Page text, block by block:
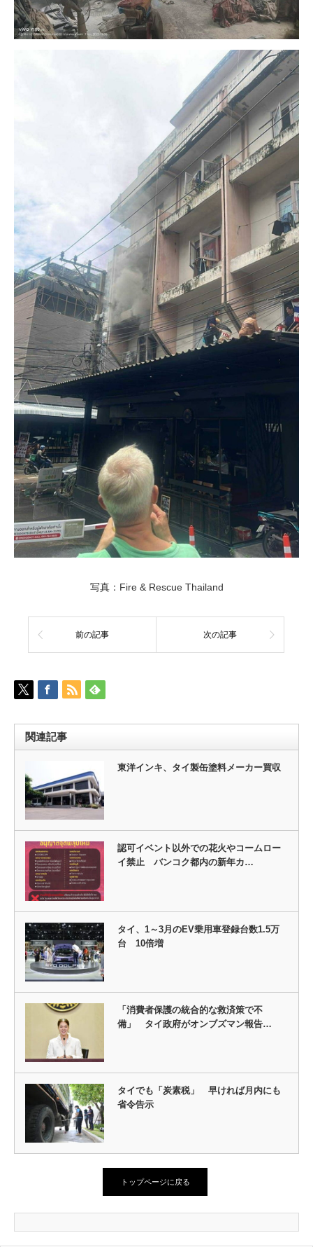
写真：Fire & Rescue Thailand
前の記事 次の記事
関連記事
東洋インキ、タイ製缶塗料メーカー買収
認可イベント以外での花火やコームロー
イ禁止 バンコク都内の新年カ…
タイ、1～3月のEV乗用車登録台数1.5万
台 10倍増
「消費者保護の統合的な救済策で不
備」 タイ政府がオンブズマン報告…
タイでも「炭素税」 早ければ月内にも
省令告示
トップページに戻る